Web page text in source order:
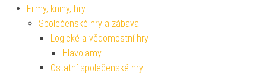
Filmy, knihy, hry
Společenské hry a zábava
Logické a vědomostní hry
Hlavolamy
Ostatní společenské hry